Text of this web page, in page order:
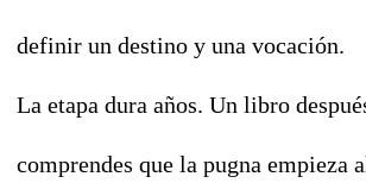
definir un destino y una vocación.
La etapa dura años. Un libro
comprendes que la pugna empieza